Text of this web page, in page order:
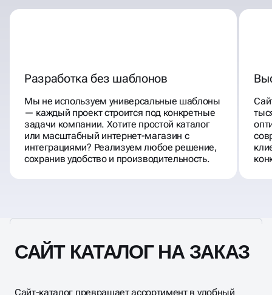
Разработка без шаблонов
Мы не используем универсальные шаблоны
— каждый проект строится под конкретные
задачи компании. Хотите простой каталог
или масштабный интернет-магазин с
интеграциями? Реализуем любое решение,
сохранив удобство и производительность.
САЙТ КАТАЛОГ НА ЗАКАЗ
Сайт-каталог превращает ассортимент в удобный